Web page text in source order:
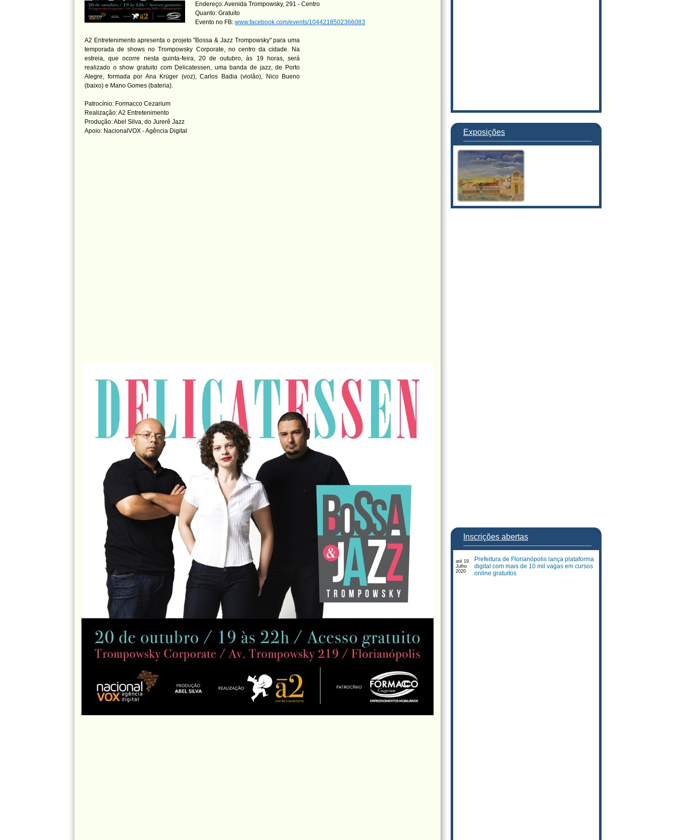
Endereço: Avenida Trompowsky, 291 - Centro
Quanto: Gratuito
Evento no FB: www.facebook.com/events/1044218502366083
A2 Entretenimento apresenta o projeto "Bossa & Jazz Trompowsky" para uma
temporada de shows no Trompowsky Corporate, no centro da cidade. Na
estreia, que ocorre nesta quinta-feira, 20 de outubro, às 19 horas, será
realizado o show gratuito com Delicatessen, uma banda de jazz, de Porto
Alegre, formada por Ana Krüger (voz), Carlos Badia (violão), Nico Bueno
(baixo) e Mano Gomes (bateria).
Patrocínio: Formacco Cezarium
Realização: A2 Entretenimento
Produção: Abel Silva, do Jurerê Jazz
Apoio: NacionalVOX - Agência Digital
Exposições
Inscrições abertas
até 19
Julho
2020
Prefeitura de Florianópolis lança plataforma
digital com mais de 10 mil vagas em cursos
online gratuitos